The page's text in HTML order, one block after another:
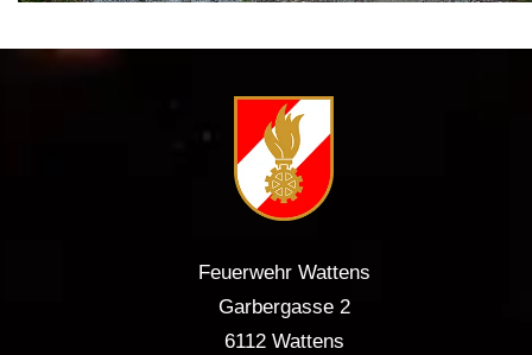
Feuerwehr Wattens
Garbergasse 2
6112 Wattens